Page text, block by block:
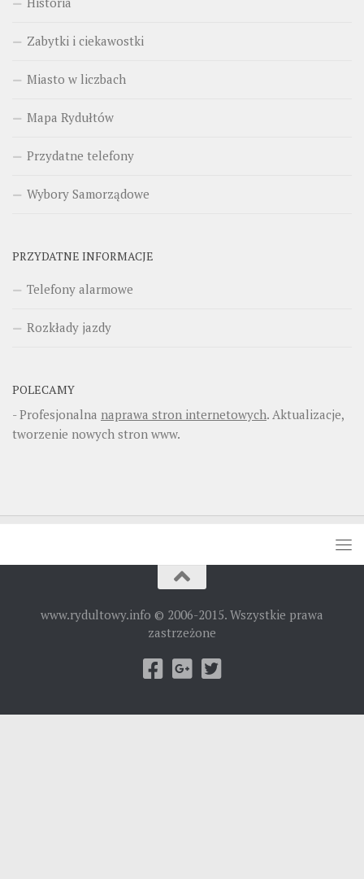
Zabytki i ciekawostki
Miasto w liczbach
Mapa Rydułtów
Przydatne telefony
Wybory Samorządowe
PRZYDATNE INFORMACJE
Telefony alarmowe
Rozkłady jazdy
POLECAMY
- Profesjonalna naprawa stron internetowych. Aktualizacje,
tworzenie nowych stron www.
www.rydultowy.info © 2006-2015. Wszystkie prawa
zastrzeżone